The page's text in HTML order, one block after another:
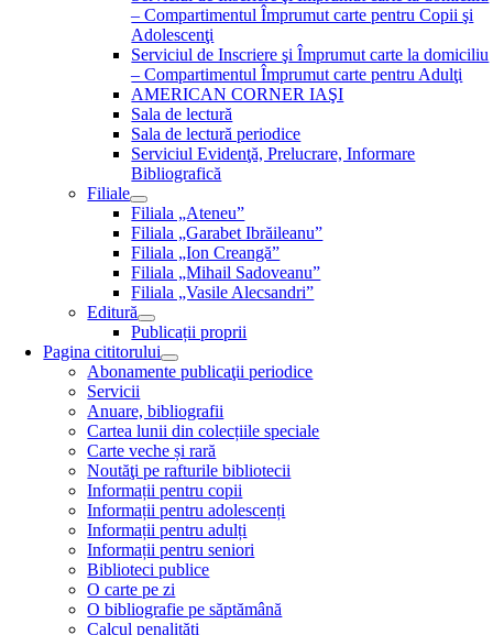
– Compartimentul Împrumut carte pentru Copii şi
Adolescenţi
Serviciul de Inscriere şi Împrumut carte la domiciliu
– Compartimentul Împrumut carte pentru Adulţi
AMERICAN CORNER IAŞI
Sala de lectură
Sala de lectură periodice
Serviciul Evidenţă, Prelucrare, Informare
Bibliografică
Filiale
Filiala „Ateneu”
Filiala „Garabet Ibrăileanu”
Filiala „Ion Creangă”
Filiala „Mihail Sadoveanu”
Filiala „Vasile Alecsandri”
Editură
Publicații proprii
Pagina cititorului
Abonamente publicaţii periodice
Servicii
Anuare, bibliografii
Cartea lunii din colecțiile speciale
Carte veche și rară
Noutăţi pe rafturile bibliotecii
Informații pentru copii
Informații pentru adolescenți
Informații pentru adulți
Informații pentru seniori
Biblioteci publice
O carte pe zi
O bibliografie pe săptămână
Calcul penalități